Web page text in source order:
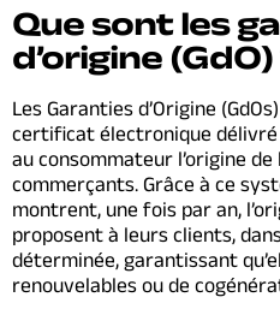
Que sont les
d’origine
Les Garanties d’Origine
certificat électronique
au consommateur l’origine
commerçants. Grâce à ce
montrent, une fois par an,
proposent à leurs clients,
déterminée, garantissant
renouvelables ou de